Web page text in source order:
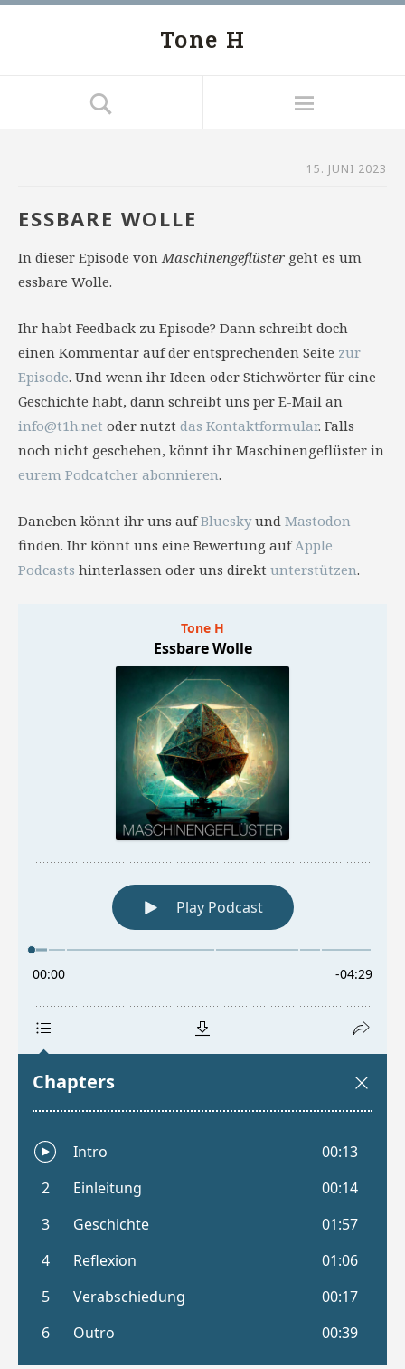
Tone H
15. JUNI 2023
ESSBARE WOLLE
In dieser Episode vonMaschinengeflüster geht es um
essbare Wolle.
Ihr habt Feedback zu Episode? Dann schreibt doch
einen Kommentar auf der entsprechenden Seite zur
Episode. Und wenn ihr Ideen oder Stichwörter für eine
Geschichte habt, dann schreibt uns per E-Mail an
info@t1h.net oder nutzt das Kontaktformular. Falls
noch nicht geschehen, könnt ihr Maschinengeflüster in
eurem Podcatcher abonnieren.
Daneben könnt ihr uns aufBlueskyund Mastodon
finden. Ihr könnt uns eine Bewertung aufApple
Podcasts hinterlassen oder uns direkt unterstützen.